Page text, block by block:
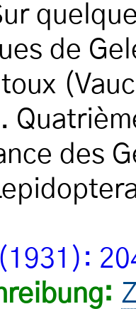
de
des
(1931):